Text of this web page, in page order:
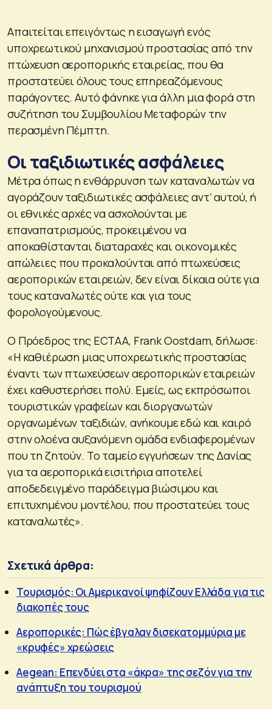
Απαιτείται επειγόντως η εισαγωγή ενός
υποχρεωτικού μηχανισμού προστασίας από την
πτώχευση αεροπορικής εταιρείας, που θα
προστατεύει όλους τους επηρεαζόμενους
παράγοντες. Αυτό φάνηκε για άλλη μια φορά στη
συζήτηση του Συμβουλίου Μεταφορών την
περασμένη Πέμπτη.
Οι ταξιδιωτικές ασφάλειες
Μέτρα όπως η ενθάρρυνση των καταναλωτών να
αγοράζουν ταξιδιωτικές ασφάλειες αντ’ αυτού, ή
οι εθνικές αρχές να ασχολούνται με
επαναπατρισμούς, προκειμένου να
αποκαθίστανται διαταραχές και οικονομικές
απώλειες που προκαλούνται από πτωχεύσεις
αεροπορικών εταιρειών, δεν είναι δίκαια ούτε για
τους καταναλωτές ούτε και για τους
φορολογούμενους.
Ο Πρόεδρος της ECTAA, Frank Oostdam, δήλωσε:
«Η καθιέρωση μιας υποχρεωτικής προστασίας
έναντι των πτωχεύσεων αεροπορικών εταιρειών
έχει καθυστερήσει πολύ. Εμείς, ως εκπρόσωποι
τουριστικών γραφείων και διοργανωτών
οργανωμένων ταξιδιών, ανήκουμε εδώ και καιρό
στην ολοένα αυξανόμενη ομάδα ενδιαφερομένων
που τη ζητούν. Το ταμείο εγγυήσεων της Δανίας
για τα αεροπορικά εισιτήρια αποτελεί
αποδεδειγμένο παράδειγμα βιώσιμου και
επιτυχημένου μοντέλου, που προστατεύει τους
καταναλωτές».
Σχετικά άρθρα:
Τουρισμός: Οι Αμερικανοί ψηφίζουν Ελλάδα για τις
διακοπές τους
Αεροπορικές: Πώς έβγαλαν δισεκατομμύρια με
«κρυφές» χρεώσεις
Aegean: Επενδύει στα «άκρα» της σεζόν για την
ανάπτυξη του τουρισμού